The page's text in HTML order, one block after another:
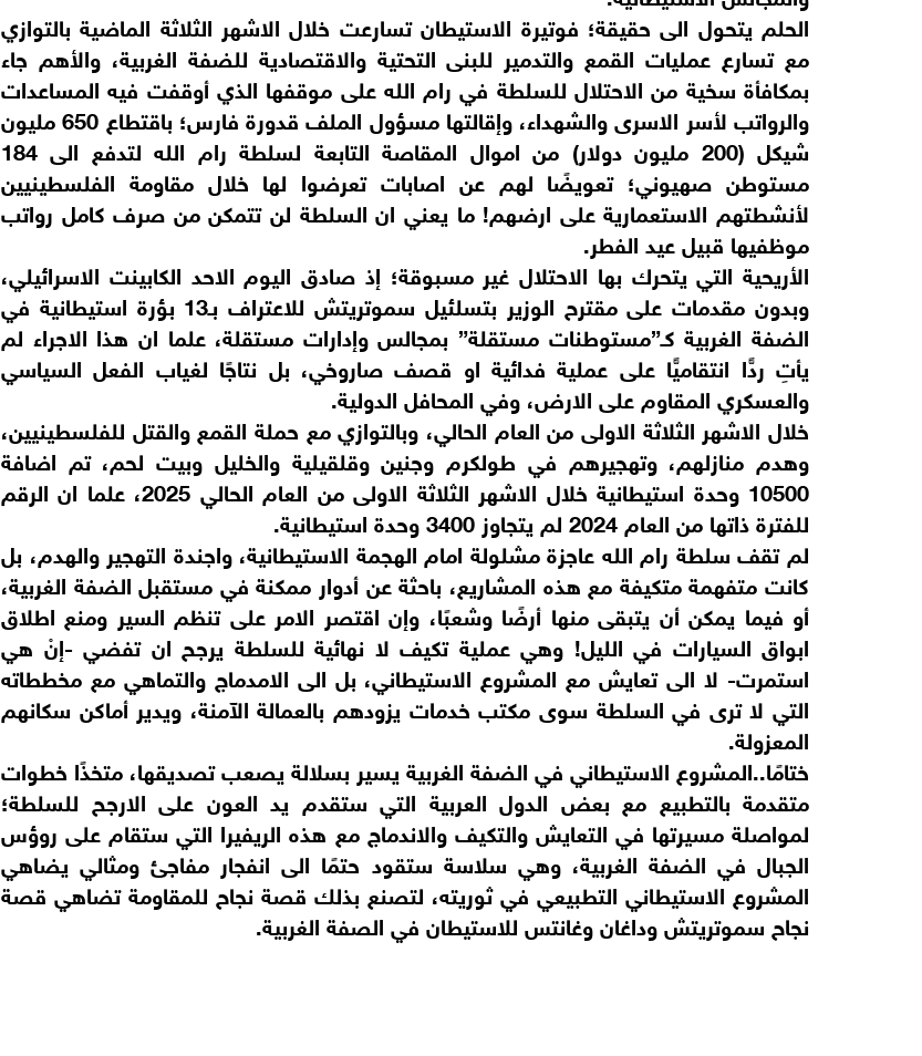
الحلم يتحول الى حقيقة؛ فوتيرة الاستيطان تسارعت خلال الاشهر الثلاثة الماضية بالتوازي
مع تسارع عمليات القمع والتدمير للبنى التحتية والاقتصادية للضفة الغربية، والأهم جاء
بمكافأة سخية من الاحتلال للسلطة في رام الله على موقفها الذي أوقفت فيه المساعدات
والرواتب لأسر الاسرى والشهداء، وإقالتها مسؤول الملف قدورة فارس؛ باقتطاع 650 مليون
شيكل (200 مليون دولار) من اموال المقاصة التابعة لسلطة رام الله لتدفع الى 184
مستوطن صهيوني؛ تعويضًا لهم عن اصابات تعرضوا لها خلال مقاومة الفلسطينيين
لأنشطتهم الاستعمارية على ارضهم! ما يعني ان السلطة لن تتمكن من صرف كامل رواتب
موظفيها قبيل عيد الفطر.
الأريحية التي يتحرك بها الاحتلال غير مسبوقة؛ إذ صادق اليوم الاحد الكابينت الاسرائيلي،
وبدون مقدمات على مقترح الوزير بتسلئيل سموتريتش للاعتراف بـ13 بؤرة استيطانية في
الضفة الغربية كـ”مستوطنات مستقلة” بمجالس وإدارات مستقلة، علما ان هذا الاجراء لم
يأتِ ردًّا انتقاميًّا على عملية فدائية او قصف صاروخي، بل نتاجًا لغياب الفعل السياسي
والعسكري المقاوم على الارض، وفي المحافل الدولية.
خلال الاشهر الثلاثة الاولى من العام الحالي، وبالتوازي مع حملة القمع والقتل للفلسطينيين،
وهدم منازلهم، وتهجيرهم في طولكرم وجنين وقلقيلية والخليل وبيت لحم، تم اضافة
10500 وحدة استيطانية خلال الاشهر الثلاثة الاولى من العام الحالي 2025، علما ان الرقم
للفترة ذاتها من العام 2024 لم يتجاوز 3400 وحدة استيطانية.
لم تقف سلطة رام الله عاجزة مشلولة امام الهجمة الاستيطانية، واجندة التهجير والهدم، بل
كانت متفهمة متكيفة مع هذه المشاريع، باحثة عن أدوار ممكنة في مستقبل الضفة الغربية،
أو فيما يمكن أن يتبقى منها أرضًا وشعبًا، وإن اقتصر الامر على تنظم السير ومنع اطلاق
ابواق السيارات في الليل! وهي عملية تكيف لا نهائية للسلطة يرجح ان تفضي -إنْ هي
استمرت- لا الى تعايش مع المشروع الاستيطاني، بل الى الامدماج والتماهي مع مخططاته
التي لا ترى في السلطة سوى مكتب خدمات يزودهم بالعمالة الآمنة، ويدير أماكن سكانهم
المعزولة.
ختامًا..المشروع الاستيطاني في الضفة الغربية يسير بسلالة يصعب تصديقها، متخذًا خطوات
متقدمة بالتطبيع مع بعض الدول العربية التي ستقدم يد العون على الارجح للسلطة؛
لمواصلة مسيرتها في التعايش والتكيف والاندماج مع هذه الريفيرا التي ستقام على روؤس
الجبال في الضفة الغربية، وهي سلاسة ستقود حتمًا الى انفجار مفاجئ ومثالي يضاهي
المشروع الاستيطاني التطبيعي في ثوريته، لتصنع بذلك قصة نجاح للمقاومة تضاهي قصة
نجاح سموتريتش وداغان وغانتس للاستيطان في الصفة الغربية.